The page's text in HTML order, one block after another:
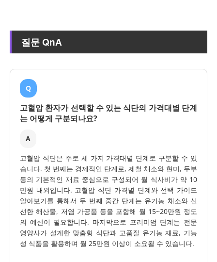
질문 QnA
Q
고혈압 환자가 선택할 수 있는 식단의 가격대별 단계
는 어떻게 구분되나요?
A
고혈압 식단은 주로 세 가지 가격대별 단계로 구분할 수 있
습니다. 첫 번째는 경제적인 단계로, 제철 채소와 현미, 두부
등의 기본적인 재료 중심으로 구성되어 월 식사비가 약 10
만원 내외입니다. 고혈압 식단 가격별 단계와 선택 가이드
알아보기를 통해서 두 번째 중간 단계는 유기농 채소와 신
선한 해산물, 저염 가공품 등을 포함해 월 15~20만원 정도
의 예산이 필요합니다. 마지막으로 프리미엄 단계는 전문
영양사가 설계한 맞춤형 식단과 고품질 유기농 재료, 기능
성 식품을 활용하며 월 25만원 이상이 소요될 수 있습니다.